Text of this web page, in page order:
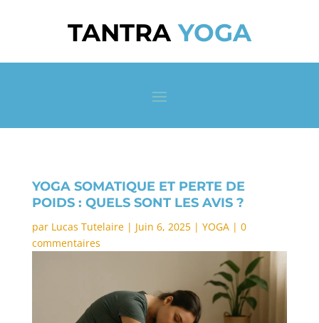
TANTRAYOGA
YOGA SOMATIQUE ET PERTE DE
POIDS : QUELS SONT LES AVIS ?
par Lucas Tutelaire| Juin 6, 2025| YOGA| 0
commentaires